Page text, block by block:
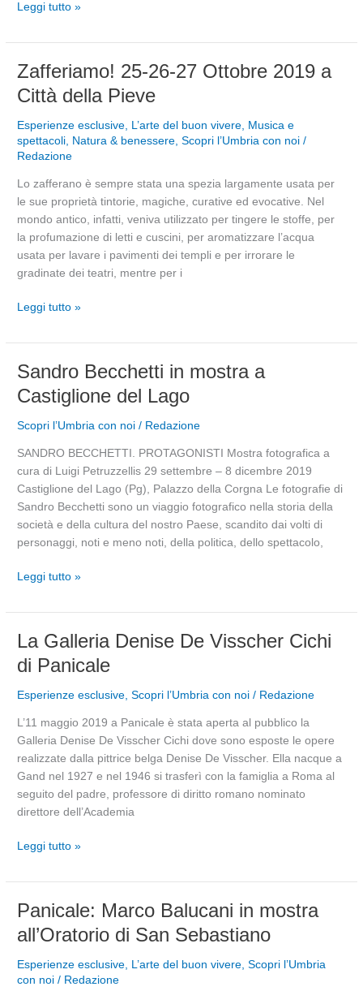
Leggi tutto »
Zafferiamo! 25-26-27 Ottobre 2019 a
Città della Pieve
Esperienze esclusive, L’arte del buon vivere, Musica e
spettacoli, Natura & benessere,Scopri l’Umbria con noi /
Redazione
Lo zafferano è sempre stata una spezia largamente usata per
le sue proprietà tintorie, magiche, curative ed evocative. Nel
mondo antico, infatti, veniva utilizzato per tingere le stoffe, per
la profumazione di letti e cuscini, per aromatizzare l’acqua
usata per lavare i pavimenti dei templi e per irrorare le
gradinate dei teatri, mentre per i
Zafferiamo!
26-
27
Ottobre
2019
Leggi tutto »
Sandro Becchetti in mostra a
Castiglione del Lago
Scopri l’Umbria con noi / Redazione
SANDRO BECCHETTI. PROTAGONISTI Mostra fotografica a
cura di Luigi Petruzzellis 29 settembre – 8 dicembre 2019
Castiglione del Lago (Pg), Palazzo della Corgna Le fotografie di
Sandro Becchetti sono un viaggio fotografico nella storia della
società e della cultura del nostro Paese, scandito dai volti di
personaggi, noti e meno noti, della politica, dello spettacolo,
Sandro
in
mostra
Castiglione
del
Lago
Leggi tutto »
La Galleria Denise De Visscher Cichi
di Panicale
Esperienze esclusive,Scopri l’Umbria con noi / Redazione
L’11 maggio 2019 a Panicale è stata aperta al pubblico la
Galleria Denise De Visscher Cichi dove sono esposte le opere
realizzate dalla pittrice belga Denise De Visscher. Ella nacque a
Gand nel 1927 e nel 1946 si trasferì con la famiglia a Roma al
seguito del padre, professore di diritto romano nominato
direttore dell’Academia
La
Denise
De
Cichi
di
Panicale
Leggi tutto »
Panicale: Marco Balucani in mostra
all’Oratorio di San Sebastiano
Esperienze esclusive, L’arte del buon vivere,Scopri l’Umbria
con noi / Redazione
Panicale:
Balucani
in
mostra